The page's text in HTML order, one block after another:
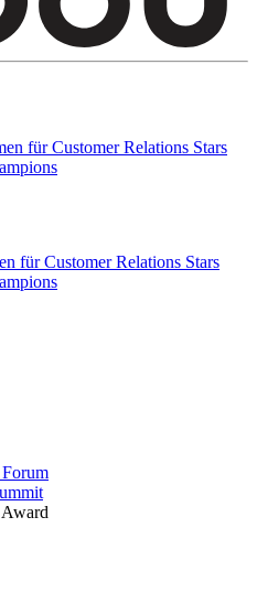
für Customer Relations Stars
für Customer Relations Stars